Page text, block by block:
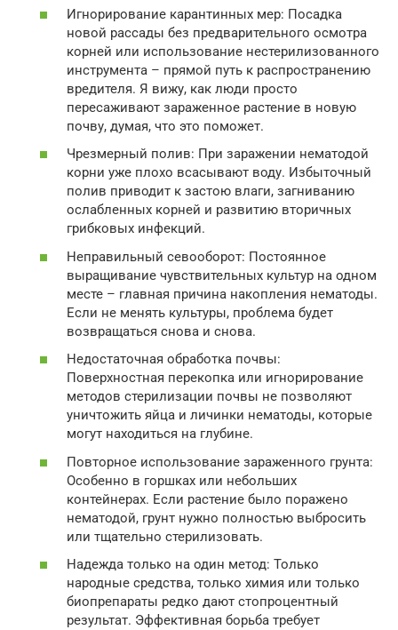
Игнорирование карантинных мер: Посадка
новой рассады без предварительного осмотра
корней или использование нестерилизованного
инструмента – прямой путь к распространению
вредителя. Я вижу, как люди просто
пересаживают зараженное растение в новую
почву, думая, что это поможет.
Чрезмерный полив: При заражении нематодой
корни уже плохо всасывают воду. Избыточный
полив приводит к застою влаги, загниванию
ослабленных корней и развитию вторичных
грибковых инфекций.
Неправильный севооборот: Постоянное
выращивание чувствительных культур на одном
месте – главная причина накопления нематоды.
Если не менять культуры, проблема будет
возвращаться снова и снова.
Недостаточная обработка почвы:
Поверхностная перекопка или игнорирование
методов стерилизации почвы не позволяют
уничтожить яйца и личинки нематоды, которые
могут находиться на глубине.
Повторное использование зараженного грунта:
Особенно в горшках или небольших
контейнерах. Если растение было поражено
нематодой, грунт нужно полностью выбросить
или тщательно стерилизовать.
Надежда только на один метод: Только
народные средства, только химия или только
биопрепараты редко дают стопроцентный
результат. Эффективная борьба требует